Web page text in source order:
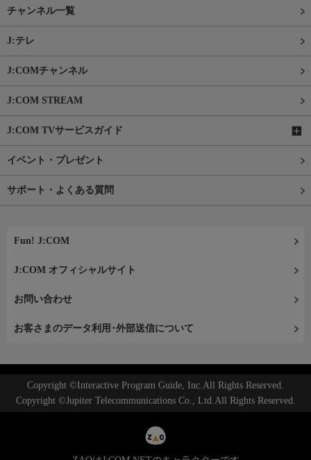
チャンネル一覧
J:テレ
J:COMチャンネル
J:COM STREAM
J:COM TVサービスガイド
イベント・プレゼント
サポート・よくある質問
Fun! J:COM
J:COM オフィシャルサイト
お問い合わせ
お客さまのデータ利用･外部送信について
Copyright ©Interactive Program Guide, Inc.All Rights Reserved.
Copyright ©Jupiter Telecommunications Co., Ltd.All Rights Reserved.